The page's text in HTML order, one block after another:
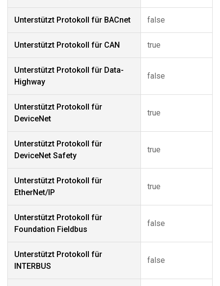
Unterstützt Protokoll für BACnet false
Unterstützt Protokoll für CAN true
Unterstützt Protokoll für Data-
Highway
false
Unterstützt Protokoll für
DeviceNet
true
Unterstützt Protokoll für
DeviceNet Safety
true
Unterstützt Protokoll für
EtherNet/IP
true
Unterstützt Protokoll für
Foundation Fieldbus
false
Unterstützt Protokoll für
INTERBUS
false